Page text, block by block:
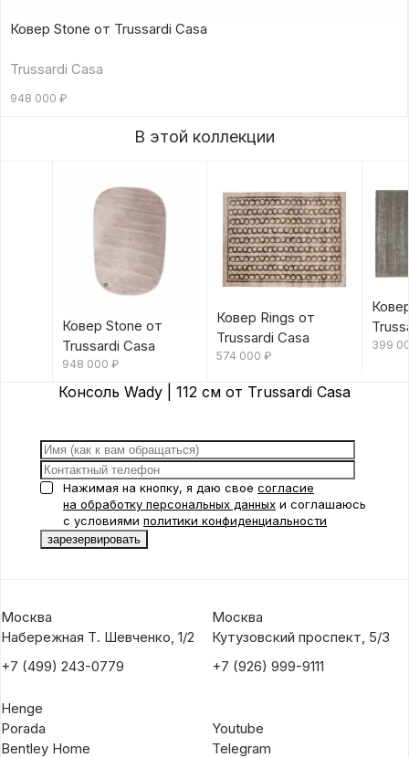
Ковер Stone от Trussardi Casa
Trussardi Casa
948 000 ₽
В этой коллекции
Ковер Stone от
Trussardi Casa
948 000 ₽
Ковер Rings от
Trussardi Casa
574 000 ₽
399
Консоль Wady | 112 см от Trussardi Casa
Нажимая на кнопку, я даю свое согласие
на обработку персональных данных и соглашаюсь
с условиями политики конфиденциальности
Москва
Набережная Т. Шевченко, 1/2
+7 (499) 243-0779
Москва
Кутузовский проспект, 5/3
+7 (926) 999-9111
Henge
Porada
Bentley Home
Youtube
Telegram